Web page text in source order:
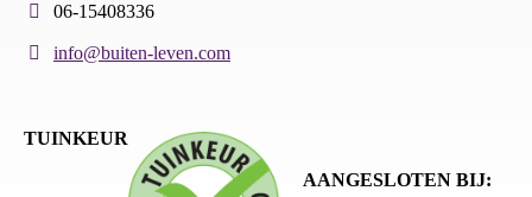
06-15408336
info@buiten-leven.com
TUINKEUR
AANGESLOTEN BIJ: